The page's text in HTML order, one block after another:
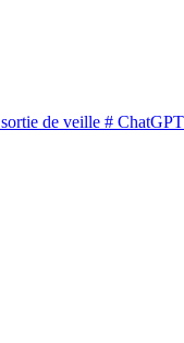
de veille # ChatGPT